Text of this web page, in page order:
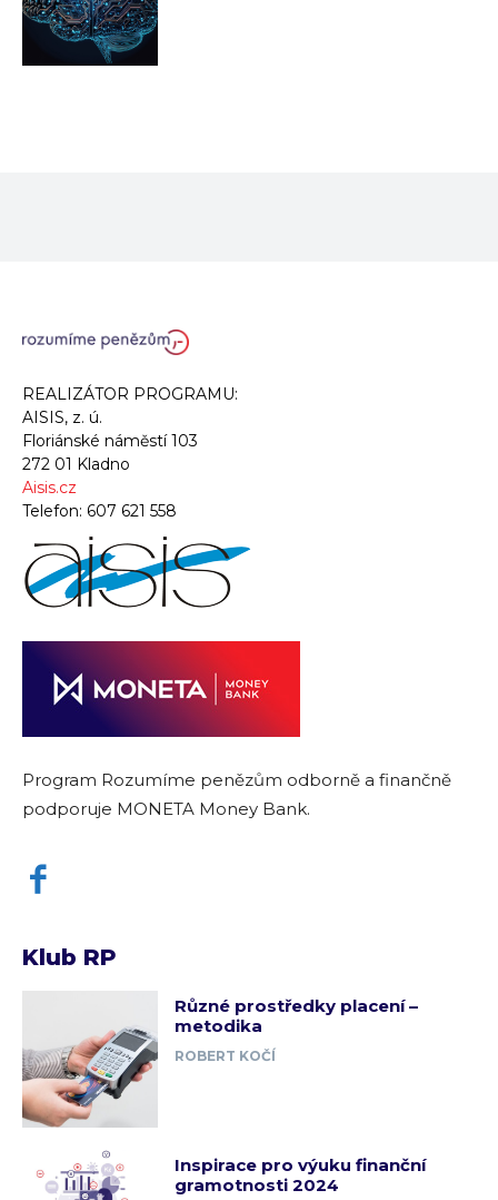
REALIZÁTOR PROGRAMU:
AISIS, z. ú.
Floriánské náměstí 103
272 01 Kladno
Aisis.cz
Telefon: 607 621 558
Program Rozumíme penězům odborně a finančně
podporuje MONETA Money Bank.
Klub RP
Různé prostředky placení –
metodika
ROBERT KOČÍ
Inspirace pro výuku finanční
gramotnosti 2024